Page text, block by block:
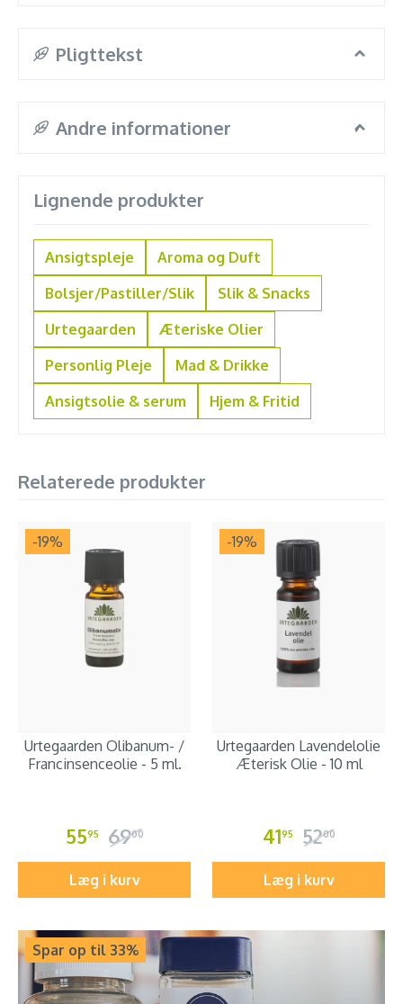
Pligttekst
Andre informationer
Lignende produkter
Ansigtspleje
Aroma og Duft
Bolsjer/Pastiller/Slik
Slik & Snacks
Urtegaarden
Æteriske Olier
Personlig Pleje
Mad & Drikke
Ansigtsolie & serum
Hjem & Fritid
Relaterede produkter
-19%
Urtegaarden Olibanum- /
Francinsenceolie - 5 ml.
5595 6900
Læg i kurv
-19%
Urtegaarden Lavendelolie
Æterisk Olie - 10 ml
4195 5200
Læg i kurv
Spar op til 33%